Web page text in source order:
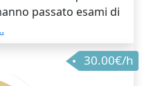
passato esami di
voti. Provare per
30.00€/h